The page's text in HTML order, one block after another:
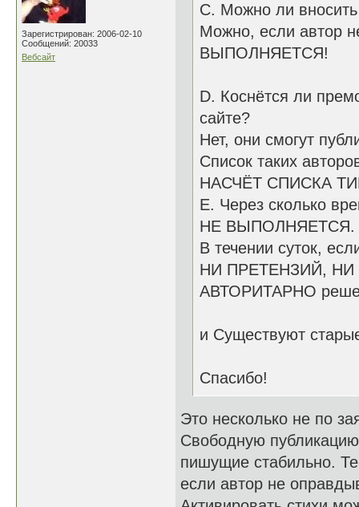
Зарегистрирован: 2006-02-10
Сообщений: 20033
Вебсайт
C. Можно ли
Можно, если автор
ВЫПОЛНЯЕТСЯ!
D. Коснётся ли
сайте?
Нет, они смогут
Список таких
НАСЧЁТ СПИСКА
E. Через сколько
НЕ ВЫПОЛНЯЕТСЯ.
В течении суток,
НИ ПРЕТЕНЗИЙ,
АВТОРИТАРНО
и Существуют
Спасибо!
Это несколько не по
Свободную
пишущие стабильно.
если автор не